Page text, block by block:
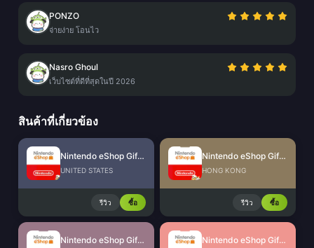
PONZO
จ่ายง่าย โอนไว
Nasro Ghoul
เว็บไซต์ที่ดีที่สุดในปี 2026
สินค้าที่เกี่ยวข้อง
Nintendo eShop Gift Card (US)
UNITED STATES
รีวิว ซื้อ
Nintendo eShop Gift Card (HK)
HONG KONG
รีวิว ซื้อ
Nintendo eShop Gift Card (UK) Nintendo eShop Gift Card (CA)